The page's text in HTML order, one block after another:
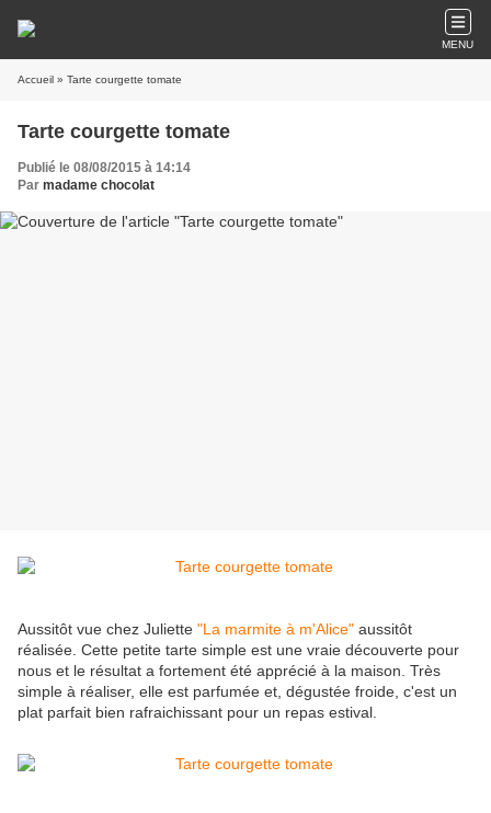
MENU
Accueil » Tarte courgette tomate
Tarte courgette tomate
Publié le 08/08/2015 à 14:14
Par madame chocolat
Aussitôt vue chez Juliette "La marmite à m'Alice" aussitôt
réalisée. Cette petite tarte simple est une vraie découverte pour
nous et le résultat a fortement été apprécié à la maison. Très
simple à réaliser, elle est parfumée et, dégustée froide, c'est un
plat parfait bien rafraichissant pour un repas estival.